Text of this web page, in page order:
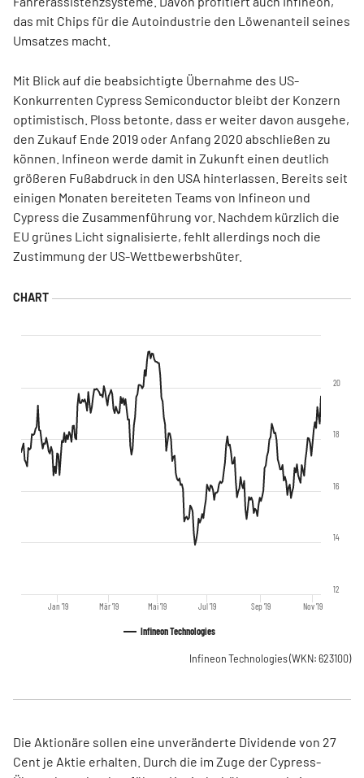
das mit Chips für die Autoindustrie den Löwenanteil seines
Umsatzes macht.
Mit Blick auf die beabsichtigte Übernahme des US-
Konkurrenten Cypress Semiconductor bleibt der Konzern
optimistisch. Ploss betonte, dass er weiter davon ausgehe,
den Zukauf Ende 2019 oder Anfang 2020 abschließen zu
können. Infineon werde damit in Zukunft einen deutlich
größeren Fußabdruck in den USA hinterlassen. Bereits seit
einigen Monaten bereiteten Teams von Infineon und
Cypress die Zusammenführung vor. Nachdem kürzlich die
EU grünes Licht signalisierte, fehlt allerdings noch die
Zustimmung der US-Wettbewerbshüter.
Infineon Technologies
Jan '19 Mär '19 Mai '19 Jul '19 Sep '19 Nov '19
12
14
16
18
20
Infineon Technologies(WKN: 623100)
Die Aktionäre sollen eine unveränderte Dividende von 27
Cent je Aktie erhalten. Durch die im Zuge der Cypress-